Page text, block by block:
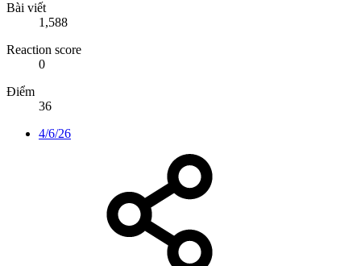
Bài viết
1,588
Reaction score
0
Điểm
36
4/6/26